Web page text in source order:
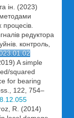
ін. (2023)
редуктора
контроль,
A simple
squared
for bearing
122, 754–
R. (2014)